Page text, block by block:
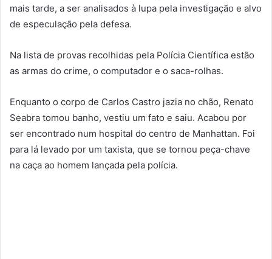
mais tarde, a ser analisados à lupa pela investigação e alvo
de especulação pela defesa.
Na lista de provas recolhidas pela Polícia Científica estão
as armas do crime, o computador e o saca-rolhas.
Enquanto o corpo de Carlos Castro jazia no chão, Renato
Seabra tomou banho, vestiu um fato e saiu. Acabou por
ser encontrado num hospital do centro de Manhattan. Foi
para lá levado por um taxista, que se tornou peça-chave
na caça ao homem lançada pela polícia.